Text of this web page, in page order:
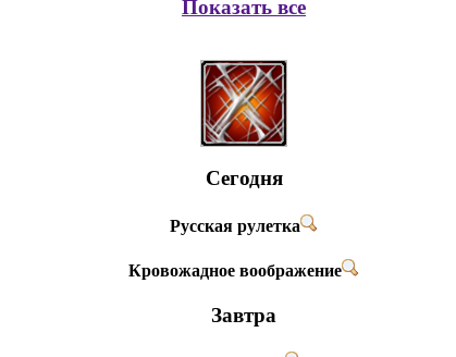
Показать все
Сегодня
Русская рулетка
Кровожадное воображение
Завтра